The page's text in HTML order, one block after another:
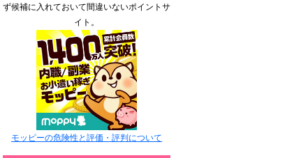
ず候補に入れておいて間違いないポイントサ
イト。
モッピーの危険性と評価・評判について